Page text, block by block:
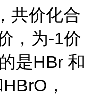
共价化合
，为-1价
是HBr 和
，